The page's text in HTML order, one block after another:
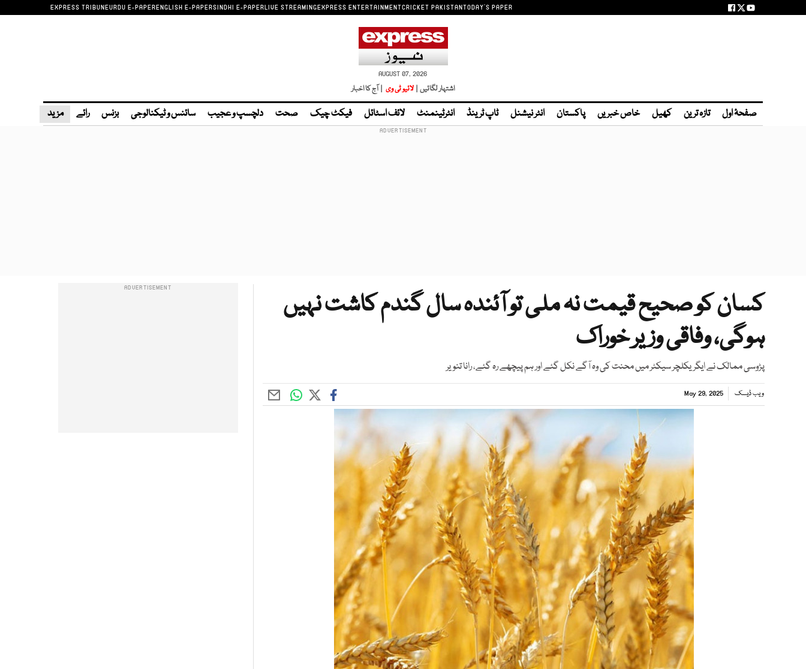
EXPRESS TRIBUNEURDU E-PAPERENGLISH E-PAPERSINDHI E-PAPERLIVE STREAMINGEXPRESS ENTERTAINMENTCRICKET PAKISTANTODAY'S PAPER
AUGUST 07, 2026
اشتہار لگائیں | لائیو ٹی وی | آج کا اخبار
صفحۂ اول تازہ ترین کھیل خاص خبریں پاکستان انٹر نیشنل ٹاپ ٹرینڈ انٹرٹینمنٹ لائف اسٹائل فیکٹ چیک صحت دلچسپ و عجیب سائنس و ٹیکنالوجی بزنس رائے مزید
کسان کو صحیح قیمت نہ ملی تو آئندہ سال گندم کاشت نہیں
ہوگی، وفاقی وزیر خوراک
پڑوسی ممالک نے ایگریکلچر سیکٹر میں محنت کی وہ آگے نکل گئے اور ہم پیچھے رہ گئے، رانا تنویر
ویب ڈیسک May 29, 2025